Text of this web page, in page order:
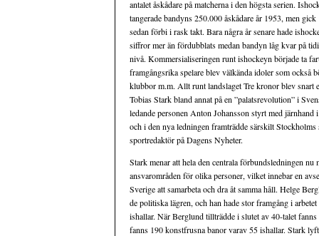
antalet åskådare på matcherna i den högsta serien.
tangerade bandyns 250.000 åskådare år 1953, men gick
sedan förbi i rask takt. Bara några år senare hade
siffror mer än fördubblats medan bandyn låg kvar på
nivå. Kommersialiseringen runt ishockeyn började ta
framgångsrika spelare blev välkända idoler som också
klubbor m.m. Allt runt landslaget Tre kronor blev
Tobias Stark bland annat på en ”palatsrevolution” i
ledande personen Anton Johansson styrt med
och i den nya ledningen framträdde särskilt
sportredaktör på Dagens Nyheter.
Stark menar att hela den centrala förbundsledningen
ansvarområden för olika personer, vilket innebar en
Sverige att samarbeta och dra åt samma håll. Helge
de politiska lägren, och han hade stor framgång i
ishallar. När Berglund tillträdde i slutet av 40-talet fanns
fanns 190 konstfrusna banor varav 55 ishallar. Stark